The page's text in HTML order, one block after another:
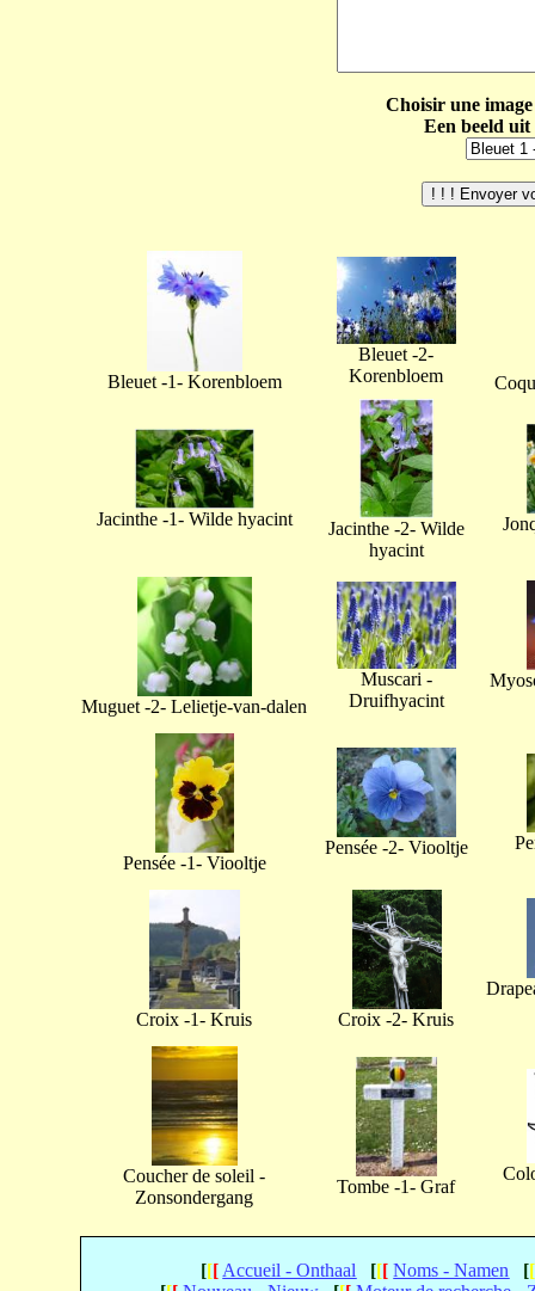
Choisir une
Een beeld
Bleuet -1- Korenbloem
Bleuet -2-
Korenbloem
Jacinthe -1- Wilde hyacint
Jacinthe -2- Wilde
hyacint
Muguet -2- Lelietje-van-dalen
Muscari -
Druifhyacint
Pensée -1- Viooltje
Pensée -2- Viooltje
Croix -1- Kruis Croix -2- Kruis
Coucher de soleil -
Zonsondergang
Tombe -1- Graf
[[[ Accueil - Onthaal [[[ Noms - Namen [[